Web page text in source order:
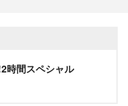
時間スペシャル